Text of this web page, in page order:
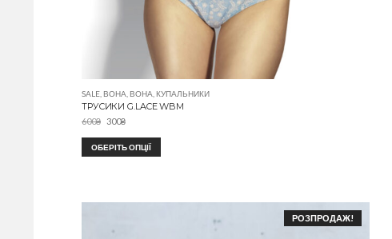
SALE ВОНА ВОНА КУПАЛЬНИКИ
ТРУСИКИ G.LACE WBM
600₴ 300₴
ОБЕРІТЬ ОПЦІЇ
РОЗПРОДАЖ!